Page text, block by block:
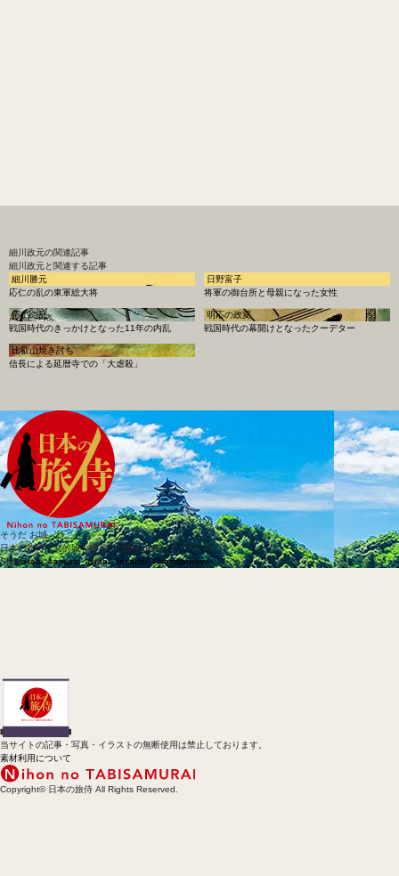
細川政元の関連記事
細川政元と関連する記事
細川勝元
応仁の乱の東軍総大将
日野富子
将軍の御台所と母親になった女性
応仁の乱
戦国時代のきっかけとなった11年の内乱
明応の政変
戦国時代の幕開けとなったクーデター
比叡山焼き討ち
信長による延暦寺での「大虐殺」
そうだ お城、行こう
日本の旅侍は知的城を提案する旅行情報メディアです。
SNS@tabi_samurai_@tabi_samurai_@tabisamurai
当サイトの記事・写真・イラストの無断使用は禁止しております。
素材利用について
Copyright© 日本の旅侍 All Rights Reserved.